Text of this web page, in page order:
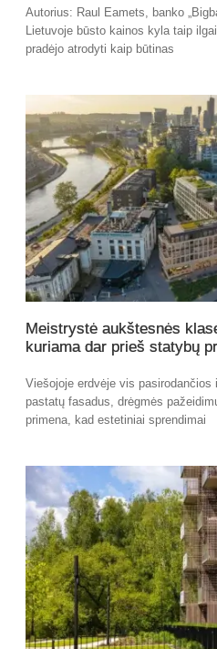
Autorius: Raul Eamets, banko
Lietuvoje būsto kainos kyla taip
pradėjo atrodyti kaip būtinas
Meistrystė aukštesnės
kuriama dar prieš statybų
Viešojoje erdvėje vis
pastatų fasadus, drėgmės
primena, kad estetiniai sprendimai